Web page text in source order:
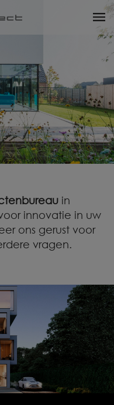
in
innovatie in uw
ons gerust voor
vragen.